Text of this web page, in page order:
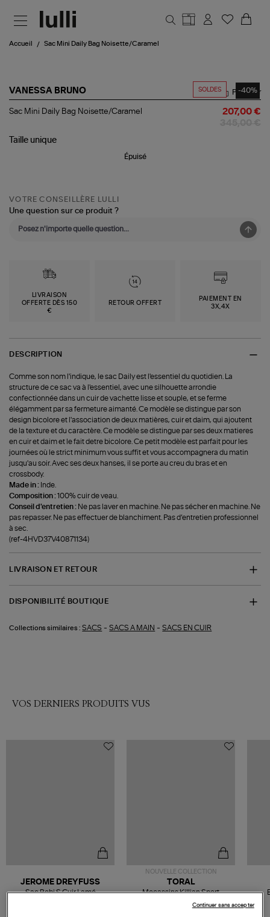
Accueil Sac Mini Daily Bag Noisette/Caramel
SOLDES -40%
VANESSA BRUNO
Sac
Bag
Partager
Sac Mini Daily Bag Noisette/Caramel 207,00 €
Taille unique
Épuisé
VOTRE CONSEILLÈRE LULLI
Une question sur ce produit ?
LIVRAISON
OFFERTE DÈS 150
€
RETOUR OFFERT
PAIEMENT EN
3X,4X
DESCRIPTION
Comme son nom l'indique, le sac Daily est l'essentiel du quotidien. La
structure de ce sac va à l'essentiel, avec une silhouette arrondie
confectionnée dans un cuir de vachette lisse et souple, et se ferme
élégamment par sa fermeture aimanté. Ce modèle se distingue par son
design bicolore et l'association de deux matières, cuir et daim, qui ajoutent
de la texture et du caractère. Ce modèle se distingue par ses deux matieres
en cuir et daim et le fait detre bicolore. Ce petit modèle est parfait pour les
journées où le strict minimum vous suffit et vous accompagnera du matin
jusqu'au soir. Avec ses deux hanses, il se porte au creu du bras et en
crossbody.
Made in : Inde.
Composition :100% cuir de veau.
Conseil d'entretien : Ne pas laver en machine. Ne pas sécher en machine. Ne
pas repasser. Ne pas effectuer de blanchiment. Pas d’entretien professionnel
à sec.
(ref-4HVD37V40871134)
LIVRAISON ET RETOUR
DISPONIBILITÉ BOUTIQUE
Collections similaires : SACS -SACS A MAIN -SACS EN CUIR
VOS DERNIERS PRODUITS VUS
JEROME DREYFUSS
Sac Bobi S Cuir Lamé
NOUVELLE COLLECTION
189,00 €
TORAL
Mocassins Killian Sport
Continuer sans accepter